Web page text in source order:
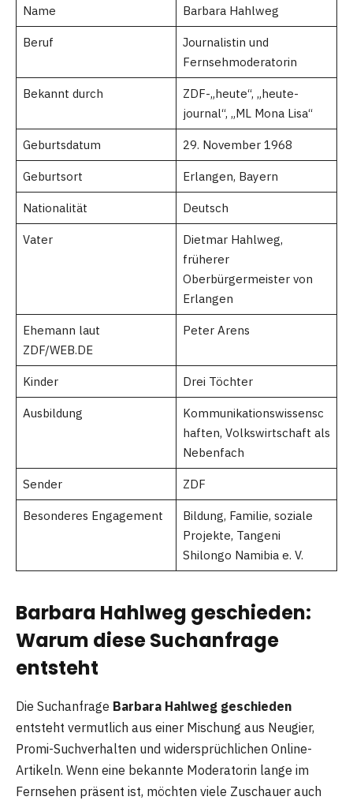
Name Barbara Hahlweg
Beruf
Journalistin und
Fernsehmoderatorin
Bekannt durch
ZDF-„heute“, „heute-
journal“, „ML Mona Lisa“
Geburtsdatum 29. November 1968
Geburtsort Erlangen, Bayern
Nationalität Deutsch
Vater
Dietmar Hahlweg,
früherer
Oberbürgermeister von
Erlangen
Ehemann laut
ZDF/WEB.DE
Peter Arens
Kinder Drei Töchter
Ausbildung
Kommunikationswissensc
haften, Volkswirtschaft als
Nebenfach
Sender ZDF
Besonderes Engagement
Bildung, Familie, soziale
Projekte, Tangeni
Shilongo Namibia e. V.
Barbara Hahlweg geschieden:
Warum diese Suchanfrage
entsteht
Die Suchanfrage Barbara Hahlweg geschieden
entsteht vermutlich aus einer Mischung aus Neugier,
Promi-Suchverhalten und widersprüchlichen Online-
Artikeln. Wenn eine bekannte Moderatorin lange im
Fernsehen präsent ist, möchten viele Zuschauer auch